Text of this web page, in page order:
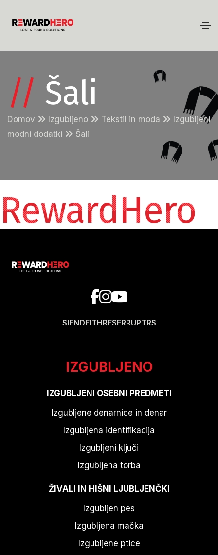
// Šali
Domov Izgubljeno Tekstil in moda
Izgubljeni
modni dodatki
Šali
RewardHero
SIENDEITHRESFRRUPTRS
IZGUBLJENO
IZGUBLJENI OSEBNI PREDMETI
Izgubljene denarnice in denar
Izgubljena identifikacija
Izgubljeni ključi
Izgubljena torba
ŽIVALI IN HIŠNI LJUBLJENČKI
Izgubljen pes
Izgubljena mačka
Izgubljene ptice